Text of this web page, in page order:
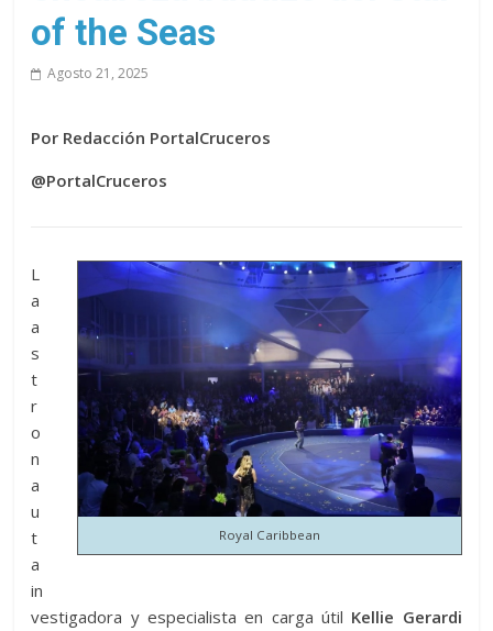
solo
of the Seas
Agosto 21, 2025
Por Redacción PortalCruceros
@PortalCruceros
Royal Caribbean
L
a
a
s
t
r
o
n
a
u
t
a
in
vestigadora y especialista en carga útil Kellie Gerardi